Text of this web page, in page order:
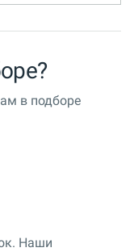
в подборе
Наши